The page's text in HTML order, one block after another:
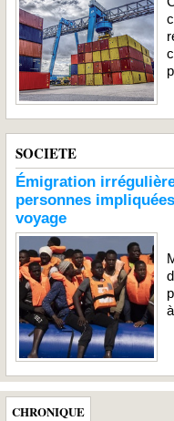
SOCIETE
Émigration
personnes
voyage
CHRONIQUE